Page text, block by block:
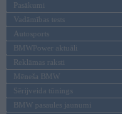
Pasākumi
Vadāmības tests
Autosports
BMWPower aktuāli
Reklāmas raksti
Mēneša BMW
Sērijveida tūnings
BMW pasaules jaunumi